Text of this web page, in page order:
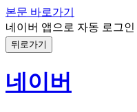
본문 바로가기
네이버 앱으로 자동 로그인
뒤로가기
네이버